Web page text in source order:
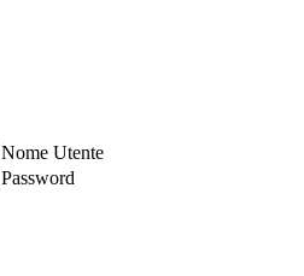
Nome Utente
Password